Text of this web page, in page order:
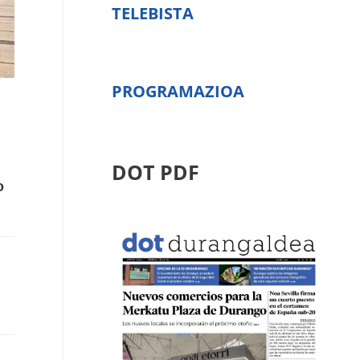
TELEBISTA
PROGRAMAZIOA
DOT PDF